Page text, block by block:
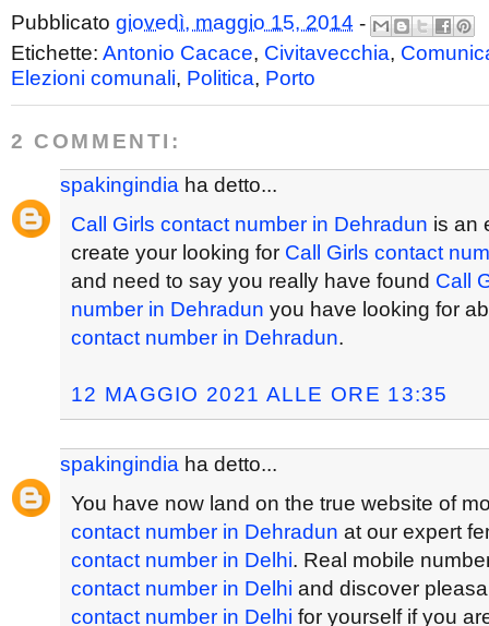
Pubblicato giovedì, maggio 15, 2014 -
Etichette: Antonio Cacace, Civitavecchia,
Elezioni comunali, Politica, Porto
2 COMMENTI:
spakingindia ha detto...
Call Girls contact number in Dehradun is an
create your looking for Call Girls contact
and need to say you really have found Call
number in Dehradun you have looking for
contact number in Dehradun.
12 MAGGIO 2021 ALLE ORE 13:35
spakingindia ha detto...
You have now land on the true website of
contact number in Dehradun at our expert
contact number in Delhi. Real mobile
contact number in Delhi and discover
contact number in Delhi for yourself if you